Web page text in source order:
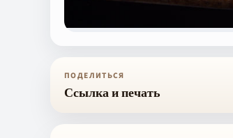
ПОДЕЛИТЬСЯ
Ссылка и печать